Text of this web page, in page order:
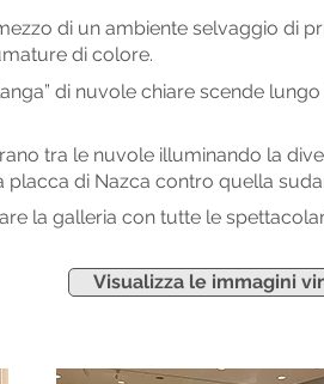
di un ambiente selvaggio di
di colore.
di nuvole chiare scende
tra le nuvole illuminando la
placca di Nazca contro quella
la galleria con tutte le
Visualizza le immagini